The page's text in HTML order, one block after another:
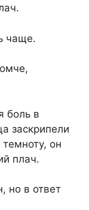
чаще.
боль в
заскрипели
он
плач.
но в ответ